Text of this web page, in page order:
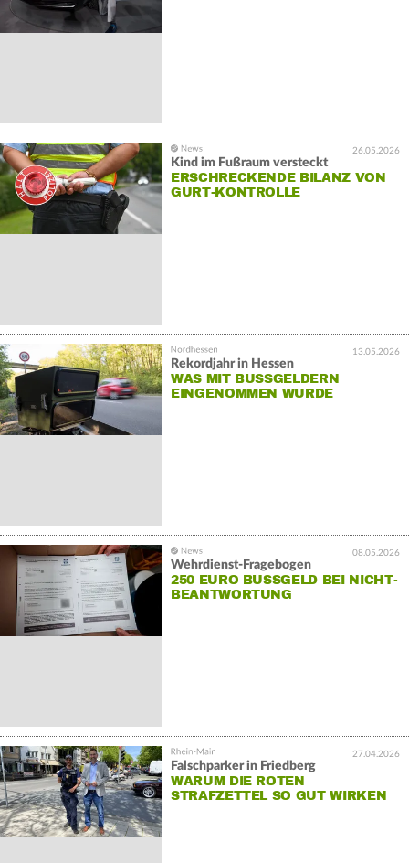
26.05.2026
Kind im Fußraum versteckt
ERSCHRECKENDE BILANZ VON
GURT-KONTROLLE
13.05.2026
Rekordjahr in Hessen
WAS MIT BUSSGELDERN E
INGENOMMEN WURDE
08.05.2026
Wehrdienst-Fragebogen
250 EURO BUSSGELD BEI NICHT-B
EANTWORTUNG
27.04.2026
Falschparker in Friedberg
WARUM DIE ROTEN
STRAFZETTEL SO GUT WIRKEN